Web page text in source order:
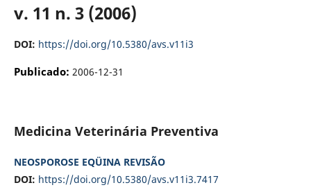
v. 11 n. 3 (2006)
DOI: https://doi.org/10.5380/avs.v11i3
Publicado: 2006-12-31
Medicina Veterinária Preventiva
NEOSPOROSE EQÜINA REVISÃO
DOI: https://doi.org/10.5380/avs.v11i3.7417